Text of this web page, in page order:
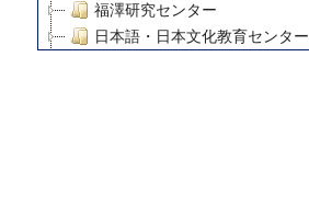
福澤研究センター
日本語・日本文化教育センター